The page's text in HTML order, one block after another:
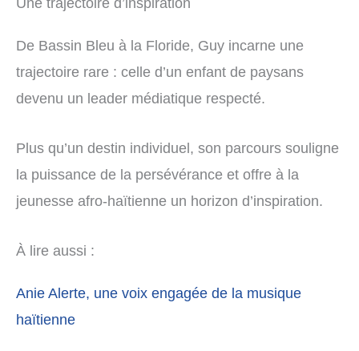
De Bassin Bleu à la Floride, Guy incarne une
trajectoire rare : celle d’un enfant de paysans
devenu un leader médiatique respecté.
Plus qu’un destin individuel, son parcours souligne
la puissance de la persévérance et offre à la
jeunesse afro-haïtienne un horizon d’inspiration.
À lire aussi :
Anie Alerte, une voix engagée de la musique
haïtienne